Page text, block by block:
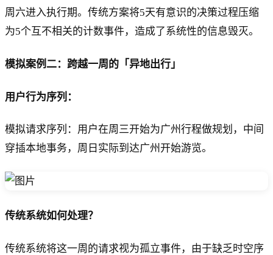
周六进入执行期。传统方案将5天有意识的决策过程压缩
为5个互不相关的计数事件，造成了系统性的信息毁灭。
模拟案例二：跨越一周的「异地出行」
用户行为序列：
模拟请求序列：用户在周三开始为广州行程做规划，中间
穿插本地事务，周日实际到达广州开始游览。
传统系统如何处理？
传统系统将这一周的请求视为孤立事件，由于缺乏时空序